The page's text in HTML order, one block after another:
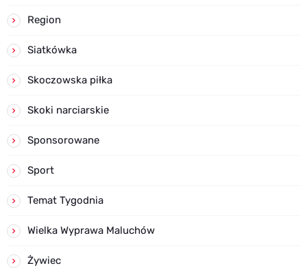
Region
Siatkówka
Skoczowska piłka
Skoki narciarskie
Sponsorowane
Sport
Temat Tygodnia
Wielka Wyprawa Maluchów
Żywiec